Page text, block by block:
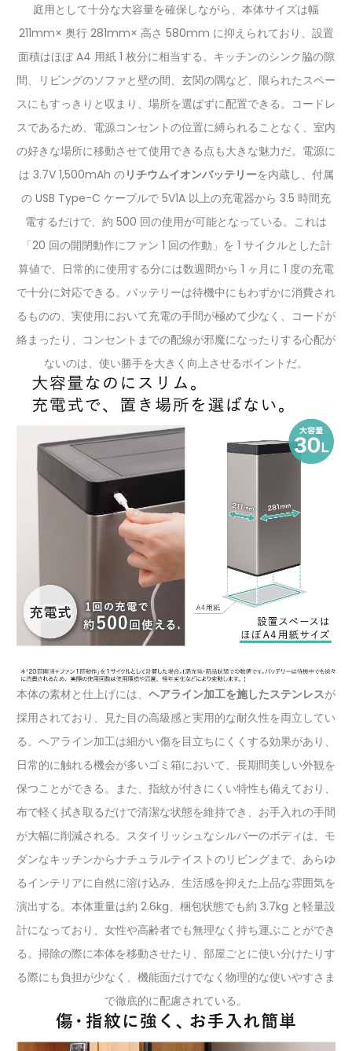
庭用として十分な大容量を確保しながら、本体サイズは幅
211mm× 奥行 281mm× 高さ 580mm に抑えられており、設置
面積はほぼ A4 用紙 1 枚分に相当する。キッチンのシンク脇の隙
間、リビングのソファと壁の間、玄関の隅など、限られたスペー
スにもすっきりと収まり、場所を選ばずに配置できる。コードレ
スであるため、電源コンセントの位置に縛られることなく、室内
の好きな場所に移動させて使用できる点も大きな魅力だ。電源に
は 3.7V 1,500mAh のリチウムイオンバッテリーを内蔵し、付属
の USB Type-C ケーブルで 5V1A 以上の充電器から 3.5 時間充
電するだけで、約 500 回の使用が可能となっている。これは
「20 回の開閉動作にファン 1 回の作動」を 1 サイクルとした計
算値で、日常的に使用する分には数週間から 1 ヶ月に 1 度の充電
で十分に対応できる。バッテリーは待機中にもわずかに消費され
るものの、実使用において充電の手間が極めて少なく、コードが
絡まったり、コンセントまでの配線が邪魔になったりする心配が
ないのは、使い勝手を大きく向上させるポイントだ。
本体の素材と仕上げには、 ヘアライン加工を施したステンレスが
採用されており、見た目の高級感と実用的な耐久性を両立してい
る。ヘアライン加工は細かい傷を目立ちにくくする効果があり、
日常的に触れる機会が多いゴミ箱において、長期間美しい外観を
保つことができる。また、指紋が付きにくい特性も備えており、
布で軽く拭き取るだけで清潔な状態を維持でき、お手入れの手間
が大幅に削減される。スタイリッシュなシルバーのボディは、モ
ダンなキッチンからナチュラルテイストのリビングまで、あらゆ
るインテリアに自然に溶け込み、生活感を抑えた上品な雰囲気を
演出する。本体重量は約 2.6kg、梱包状態でも約 3.7kg と軽量設
計になっており、女性や高齢者でも無理なく持ち運ぶことができ
る。掃除の際に本体を移動させたり、部屋ごとに使い分けたりす
る際にも負担が少なく、機能面だけでなく物理的な使いやすさま
で徹底的に配慮されている。